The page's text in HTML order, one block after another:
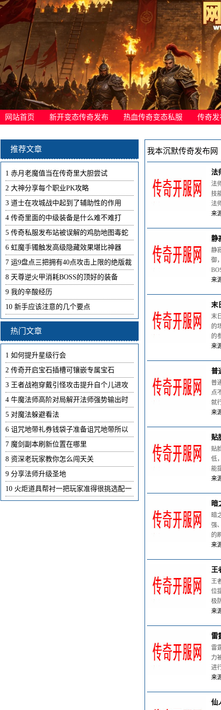
网站首页 新开变态传奇发布 热血传奇变态私服 传奇发
我本沉默传奇发布网
法
法
技
法
来
静
静
御
来
末
末
的
的
来
普
普
点
就
来
贴
贴
低
能
来
暗
暗
强
的
来
王
王
位
极
来
雷
雷
力
进
来
仙
推荐文章
1 赤月老魔值当在传奇里大胆尝试
2 大神分享每个职业PK攻略
3 道士在攻城战中起到了辅助性的作用
4 传奇里面的中级装备是什么难不难打
5 传奇私服发布站被误解的鸡肋地图毒蛇
6 虹魔手镯触发高级隐藏效果堪比神器
7 运9盘点三把拥有40点攻击上限的绝版裁
8 天尊逆火甲消耗BOSS的顶好的装备
9 我的辛酸经历
10 新手应该注意的几个要点
热门文章
1 如何提升星级行会
2 传奇开启宝石插槽可镶嵌专属宝石
3 王者战袍穿戴引怪攻击提升自个儿进攻
4 牛魔法师高阶对局解开法师强势输出时
5 对魔法躲避看法
6 诅咒地带礼券钱袋子准备诅咒地带所以
7 魔剑副本刷新位置在哪里
8 资深老玩家教你怎么闯天关
9 分享法师升级圣地
10 火炬道具帮衬一把玩家准得很挑选配一